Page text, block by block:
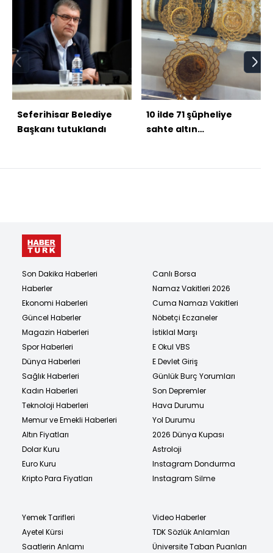
Seferihisar Belediye
Başkanı tutuklandı
10 ilde 71 şüpheliye
sahte altın
Son Dakika Haberleri
Haberler
Ekonomi Haberleri
Güncel Haberler
Magazin Haberleri
Spor Haberleri
Dünya Haberleri
Sağlık Haberleri
Kadın Haberleri
Teknoloji Haberleri
Memur ve Emekli Haberleri
Altın Fiyatları
Dolar Kuru
Euro Kuru
Kripto Para Fiyatları
Canlı Borsa
Namaz Vakitleri 2026
Cuma Namazı Vakitleri
Nöbetçi Eczaneler
İstiklal Marşı
E Okul VBS
E Devlet Giriş
Günlük Burç Yorumları
Son Depremler
Hava Durumu
Yol Durumu
2026 Dünya Kupası
Astroloji
Instagram Dondurma
Instagram Silme
Yemek Tarifleri
Ayetel Kürsi
Saatlerin Anlamı
Video Haberler
TDK Sözlük Anlamları
Üniversite Taban Puanları